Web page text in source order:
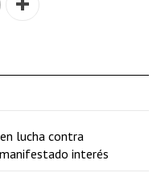
lucha contra
interés